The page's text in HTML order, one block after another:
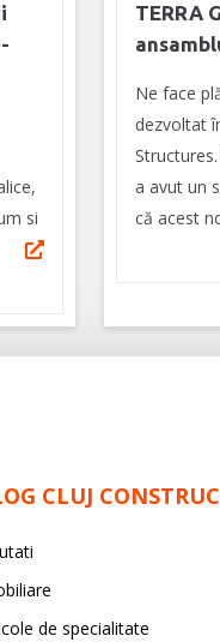
si
TERRA
Ne face
dezvoltat
a avut un
că acest
CLUJ
de specialitate